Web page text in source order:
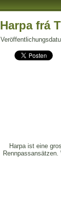
Harpa frá
Harpa ist eine